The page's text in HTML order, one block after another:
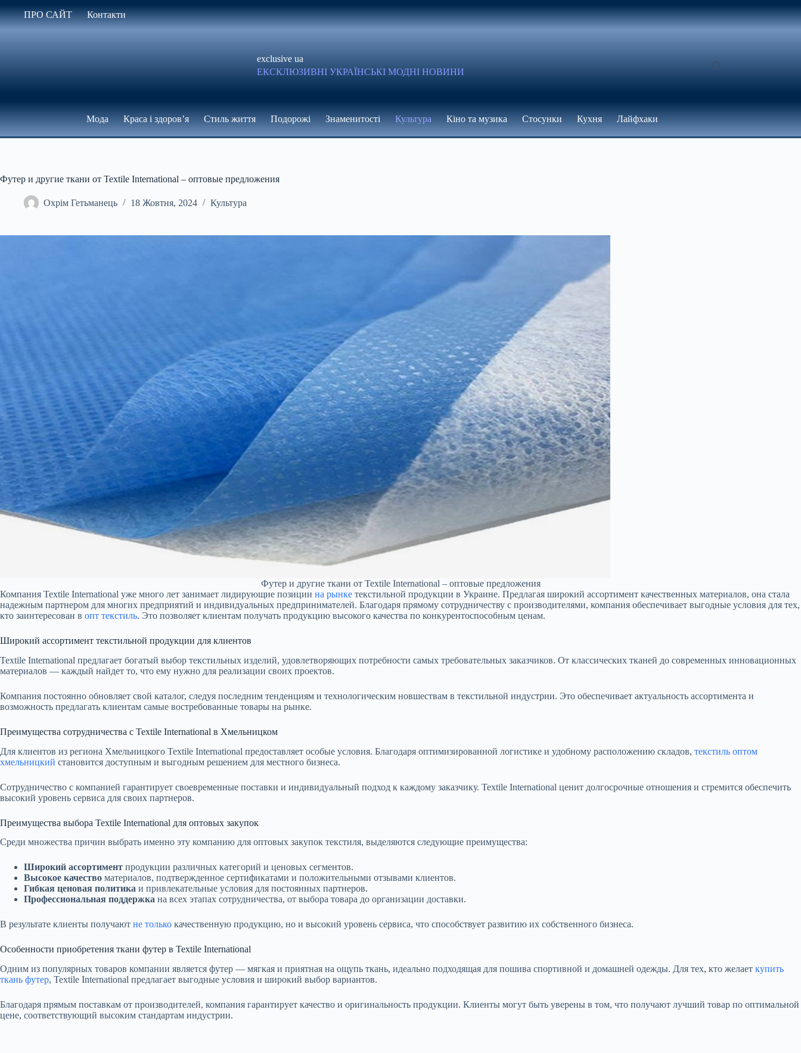
до
вмісту
ПРО САЙТ Контакти
exclusive ua
ЕКСКЛЮЗИВНІ УКРАЇНСЬКІ МОДНІ НОВИНИ
Мода Краса і здоров’я Стиль життя Подорожі Знаменитості Культура Кіно та музика Стосунки Кухня Лайфхаки
Футер и другие ткани от Textile International – оптовые предложения
Охрім Гетьманець 18 Жовтня, 2024 Культура
Футер и другие ткани от Textile International – оптовые предложения
Компания Textile International уже много лет занимает лидирующие позиции на рынке текстильной продукции в Украине. Предлагая широкий ассортимент качественных материалов, она стала
надежным партнером для многих предприятий и индивидуальных предпринимателей. Благодаря прямому сотрудничеству с производителями, компания обеспечивает выгодные условия для тех,
кто заинтересован в опт текстиль. Это позволяет клиентам получать продукцию высокого качества по конкурентоспособным ценам.
Широкий ассортимент текстильной продукции для клиентов
Textile International предлагает богатый выбор текстильных изделий, удовлетворяющих потребности самых требовательных заказчиков. От классических тканей до современных инновационных
материалов — каждый найдет то, что ему нужно для реализации своих проектов.
Компания постоянно обновляет свой каталог, следуя последним тенденциям и технологическим новшествам в текстильной индустрии. Это обеспечивает актуальность ассортимента и
возможность предлагать клиентам самые востребованные товары на рынке.
Преимущества сотрудничества с Textile International в Хмельницком
Для клиентов из региона Хмельницкого Textile International предоставляет особые условия. Благодаря оптимизированной логистике и удобному расположению складов, текстиль оптом
хмельницкий становится доступным и выгодным решением для местного бизнеса.
Сотрудничество с компанией гарантирует своевременные поставки и индивидуальный подход к каждому заказчику. Textile International ценит долгосрочные отношения и стремится обеспечить
высокий уровень сервиса для своих партнеров.
Преимущества выбора Textile International для оптовых закупок
Среди множества причин выбрать именно эту компанию для оптовых закупок текстиля, выделяются следующие преимущества:
Широкий ассортимент продукции различных категорий и ценовых сегментов.
Высокое качество материалов, подтвержденное сертификатами и положительными отзывами клиентов.
Гибкая ценовая политика и привлекательные условия для постоянных партнеров.
Профессиональная поддержка на всех этапах сотрудничества, от выбора товара до организации доставки.
В результате клиенты получают не только качественную продукцию, но и высокий уровень сервиса, что способствует развитию их собственного бизнеса.
Особенности приобретения ткани футер в Textile International
Одним из популярных товаров компании является футер — мягкая и приятная на ощупь ткань, идеально подходящая для пошива спортивной и домашней одежды. Для тех, кто желает купить
ткань футер, Textile International предлагает выгодные условия и широкий выбор вариантов.
Благодаря прямым поставкам от производителей, компания гарантирует качество и оригинальность продукции. Клиенты могут быть уверены в том, что получают лучший товар по оптимальной
цене, соответствующий высоким стандартам индустрии.